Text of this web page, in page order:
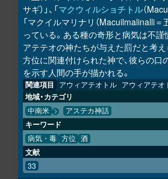
サギ）」、「マクウィルショチトル（
「マクイルマリナリ（Macuilmalinalli＝
っている。ある種の奇形と病気は不
アテテオの神たちが与えた罰だと考
方位に関連付けられた神で、彼らの
を示す人間の手が描かれる。
関連項目 アウィアテオトル アウィアテオ
地域・カテゴリ
中南米 アステカ神話
キーワード
病気・毒 方位 酒
文献
33